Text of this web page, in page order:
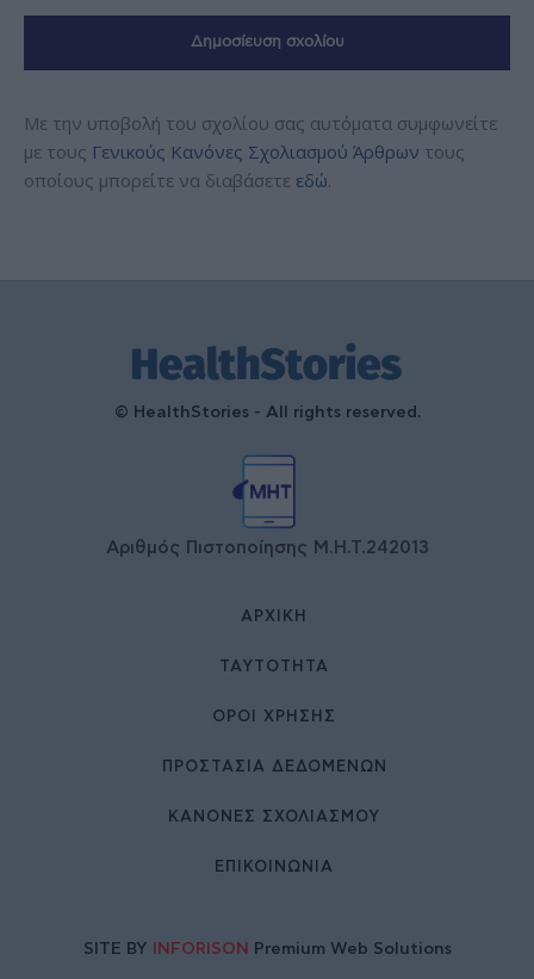
Με την υποβολή του σχολίου σας αυτόματα συμφωνείτε
με τους Γενικούς Κανόνες Σχολιασμού Άρθρων τους
οποίους μπορείτε να διαβάσετε εδώ.
© HealthStories - All rights reserved.
Αριθμός Πιστοποίησης Μ.Η.Τ.242013
ΑΡΧΙΚΉ
ΤΑΥΤΌΤΗΤΑ
ΌΡΟΙ ΧΡΉΣΗΣ
ΠΡΟΣΤΑΣΙΑ ΔΕΔΟΜΕΝΩΝ
ΚΑΝΟΝΕΣ ΣΧΟΛΙΑΣΜΟΥ
ΕΠΙΚΟΙΝΩΝΊΑ
SITE BY INFORISON Premium Web Solutions